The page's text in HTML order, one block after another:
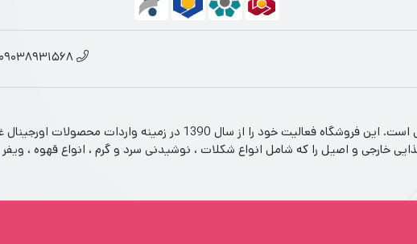
09038931568
اعیان تجارت فروشگاه تخصصی محصولات غذایی ارجینال از برندهای معتبر جهانی است. این فروشگاه
خارجی و اصیل را که شامل انواع شکلات ، نوشیدنی سرد و گرم ، انواع قهوه ،